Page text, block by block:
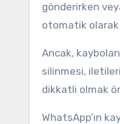
gönderirken
otomatik olarak
Ancak,
silinmesi,
dikkatli olmak
WhatsApp’ın